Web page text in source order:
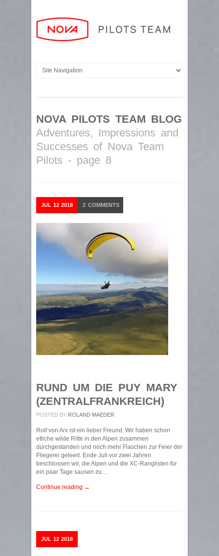
NOVA PILOTS TEAM BLOG
Adventures, Impressions and
Successes of Nova Team
Pilots - page 8
JUL 12 2018 2 COMMENTS
RUND UM DIE PUY MARY
(ZENTRALFRANKREICH)
POSTED BY ROLAND MAEDER
Rolf von Arx ist ein lieber Freund. Wir haben schon
etliche wilde Ritte in den Alpen zusammen
durchgestanden und noch mehr Flaschen zur Feier der
Fliegerei geleert. Ende Juli vor zwei Jahren
beschlossen wir, die Alpen und die XC-Ranglisten für
ein paar Tage sausen zu…
Continue reading →
JUL 12 2018